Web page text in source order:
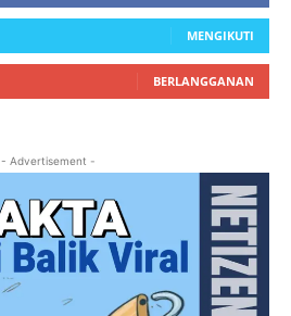
MENGIKUTI
BERLANGGANAN
- Advertisement -